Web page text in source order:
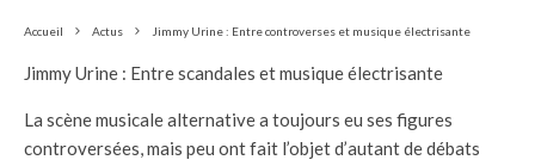
Accueil Actus Jimmy Urine : Entre controverses et musique électrisante
Jimmy Urine : Entre scandales et musique électrisante
La scène musicale alternative a toujours eu ses figures
controversées, mais peu ont fait l’objet d’autant de débats